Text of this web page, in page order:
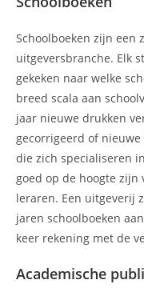
Schoolboeken zijn een
uitgeversbranche. Elk
gekeken naar welke
breed scala aan
jaar nieuwe drukken
gecorrigeerd of
die zich specialiseren
goed op de hoogte zijn
leraren. Een uitgeverij
jaren schoolboeken
keer rekening met de
Academische